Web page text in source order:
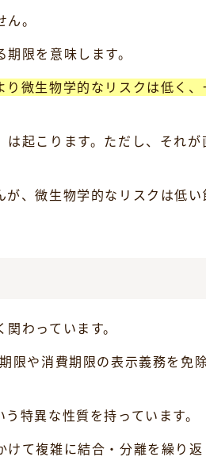
。
限を意味します。
微生物学的なリスクは低く
起こります。ただし、それが
、微生物学的なリスクは低い
わっています。
限や消費期限の表示義務を免
特異な性質を持っています。
て複雑に結合・分離を繰り